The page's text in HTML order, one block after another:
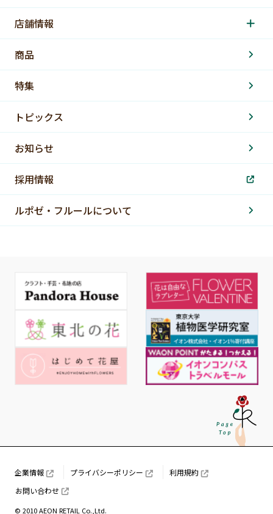
店舗情報
商品
特集
トピックス
お知らせ
採用情報
ルポゼ・フルールについて
企業情報 プライバシーポリシー
利用規約
お問い合わせ
© 2010 AEON RETAIL Co.,Ltd.